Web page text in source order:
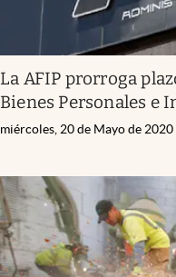
La AFIP prorroga
Bienes Personales e
miércoles, 20 de Mayo de 2020